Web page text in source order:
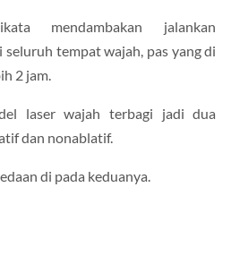
mendambakan jalankan
tempat wajah, pas yang di
2 jam.
laser wajah terbagi jadi dua
dan nonablatif.
di pada keduanya.